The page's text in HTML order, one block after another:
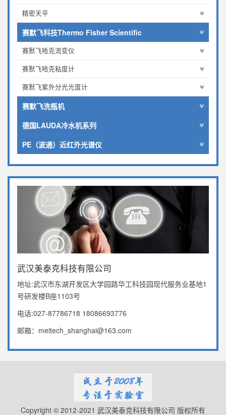
精密天平
赛默飞科技Thermo Fisher Scientific
赛默飞哈克流变仪
赛默飞哈克粘度计
赛默飞紫外分光光度计
赛默飞洗瓶机
德国LAUDA冷水机系列
PE（波通）近红外光谱仪
武汉美泰克科技有限公司
地址:武汉市东湖开发区大学园路华工科技园现代服务业基地1
号研发楼B座1103号
电话:027-87786718 18086693776
邮箱：meitech_shanghai@163.com
Copyright © 2012-2021 武汉美泰克科技有限公司 版权所有